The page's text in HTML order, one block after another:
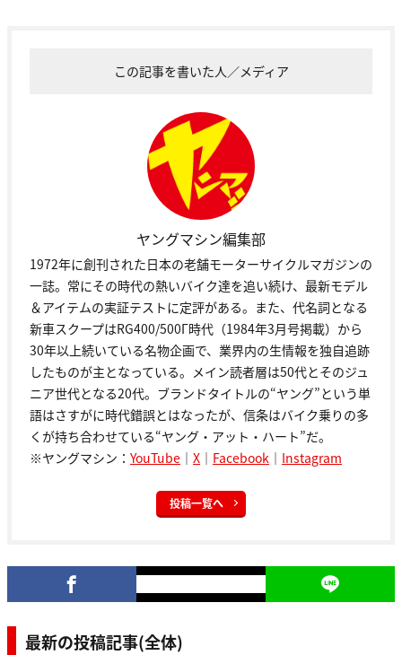
この記事を書いた人／メディア
ヤングマシン編集部
1972年に創刊された日本の老舗モーターサイクルマガジンの
一誌。常にその時代の熱いバイク達を追い続け、最新モデル
＆アイテムの実証テストに定評がある。また、代名詞となる
新車スクープはRG400/500Γ時代（1984年3月号掲載）から
30年以上続いている名物企画で、業界内の生情報を独自追跡
したものが主となっている。メイン読者層は50代とそのジュ
ニア世代となる20代。ブランドタイトルの“ヤング”という単
語はさすがに時代錯誤とはなったが、信条はバイク乗りの多
くが持ち合わせている“ヤング・アット・ハート”だ。
※ヤングマシン： YouTube ｜ X ｜ Facebook ｜ Instagram
投稿一覧へ
最新の投稿記事(全体)